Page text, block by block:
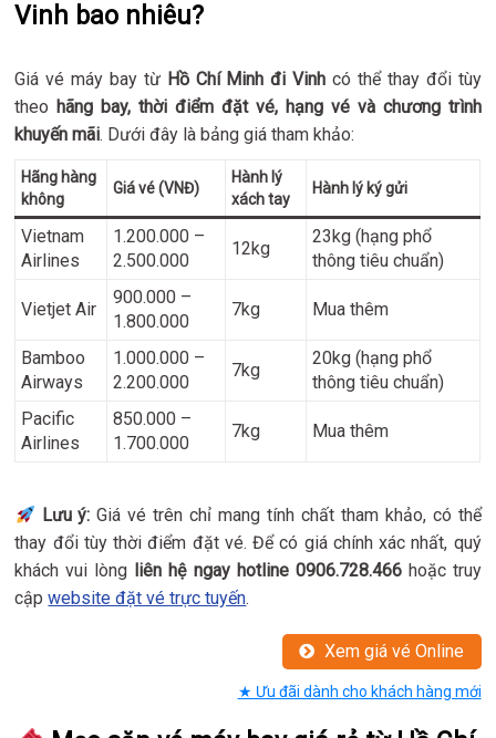
Vinh bao nhiêu?
Giá vé máy bay từ Hồ Chí Minh đi Vinh có thể thay đổi tùy
theo hãng bay, thời điểm đặt vé, hạng vé và chương trình
khuyến mãi. Dưới đây là bảng giá tham khảo:
Hãng hàng
không
Giá vé (VNĐ)
Hành lý
xách tay
Hành lý ký gửi
Vietnam
Airlines
1.200.000 –
2.500.000
12kg
23kg (hạng phổ
thông tiêu chuẩn)
Vietjet Air
900.000 –
1.800.000
7kg Mua thêm
Bamboo
Airways
1.000.000 –
2.200.000
7kg
20kg (hạng phổ
thông tiêu chuẩn)
Pacific
Airlines
850.000 –
1.700.000
7kg Mua thêm
Lưu ý: Giá vé trên chỉ mang tính chất tham khảo, có thể
thay đổi tùy thời điểm đặt vé. Để có giá chính xác nhất, quý
khách vui lòng liên hệ ngay hotline 0906.728.466hoặc truy
cậpwebsite đặt vé trực tuyến.
Xem giá vé Online
★ Ưu đãi dành cho khách hàng mới